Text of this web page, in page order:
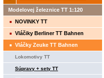
Modelovej železnice TT 1:120
NOVINKY TT
Vláčiky Berliner TT Bahnen
Vláčky Zeuke TT Bahnen
Lokomotivy TT
Súpravy + sety TT